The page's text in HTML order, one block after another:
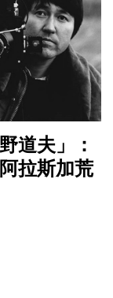
道夫」：
拉斯加荒